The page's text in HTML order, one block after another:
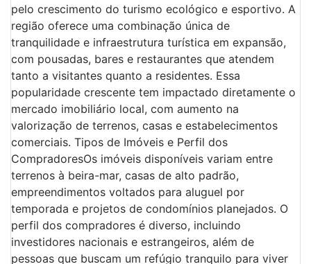
pelo crescimento do turismo ecológico e esportivo. A
região oferece uma combinação única de
tranquilidade e infraestrutura turística em expansão,
com pousadas, bares e restaurantes que atendem
tanto a visitantes quanto a residentes. Essa
popularidade crescente tem impactado diretamente o
mercado imobiliário local, com aumento na
valorização de terrenos, casas e estabelecimentos
comerciais. Tipos de Imóveis e Perfil dos
CompradoresOs imóveis disponíveis variam entre
terrenos à beira-mar, casas de alto padrão,
empreendimentos voltados para aluguel por
temporada e projetos de condomínios planejados. O
perfil dos compradores é diverso, incluindo
investidores nacionais e estrangeiros, além de
pessoas que buscam um refúgio tranquilo para viver